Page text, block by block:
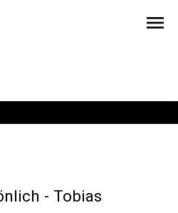
menu
- Tobias